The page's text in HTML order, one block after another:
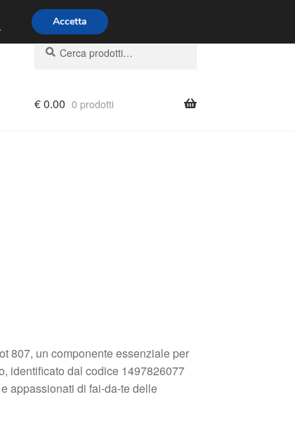
16:00 800 580 290
Cerca:
Cerca
€0.00 0 prodotti
807, un componente essenziale per
identificato dal codice 1497826077
appassionati di fai-da-te delle
Accetta